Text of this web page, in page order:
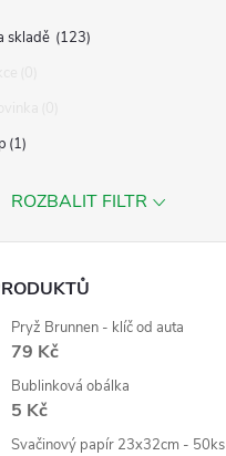
skladě 123
1
ROZBALIT FILTR
Pryž Brunnen - klíč od auta
79 Kč
Bublinková obálka
5 Kč
Svačinový papír 23x32cm - 50ks